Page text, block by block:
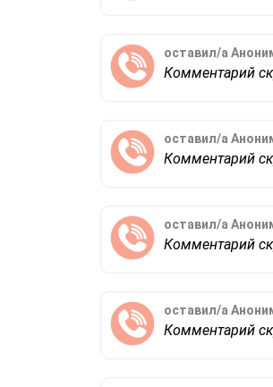
оставил/а
Комментарий
оставил/а
Комментарий
оставил/а
Комментарий
оставил/а
Комментарий